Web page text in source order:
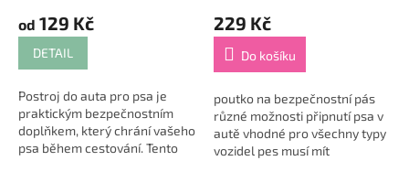
od 129 Kč
DETAIL
Postroj do auta pro psa je
praktickým bezpečnostním
doplňkem, který chrání vašeho
psa během cestování. Tento
229 Kč
Do košíku
poutko na bezpečnostní pás
různé možnosti připnutí psa v
autě vhodné pro všechny typy
vozidel pes musí mít